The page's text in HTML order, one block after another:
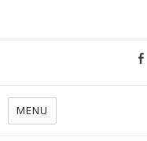
MENU